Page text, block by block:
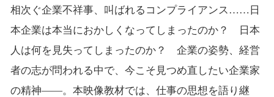
相次ぐ企業不祥事、叫ばれるコンプライアンス……日
本企業は本当におかしくなってしまったのか？ 日本
人は何を見失ってしまったのか？ 企業の姿勢、経営
者の志が問われる中で、今こそ見つめ直したい企業家
の精神――。本映像教材では、仕事の思想を語り継